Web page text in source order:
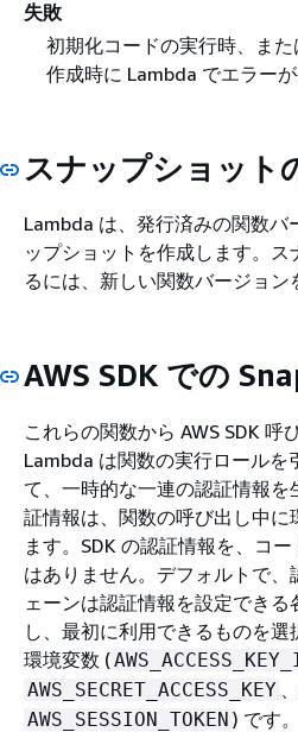
失敗
初期化コードの実行時、ま
作成時に Lambda でエラーが
スナップショット
Lambda は、発行済みの関数バ
ップショットを作成します。
るには、新しい関数バージョン
AWS SDK での
これらの関数から AWS SDK 呼
Lambda は関数の実行ロールを
て、一時的な一連の認証情報
証情報は、関数の呼び出し中に
ます。SDK の認証情報を、コ
はありません。デフォルトで
ェーンは認証情報を設定でき
し、最初に利用できるものを選
環境変数 (
AWS_SECRET_ACCESS_KEY
AWS_SESSION_TOKEN ) です。